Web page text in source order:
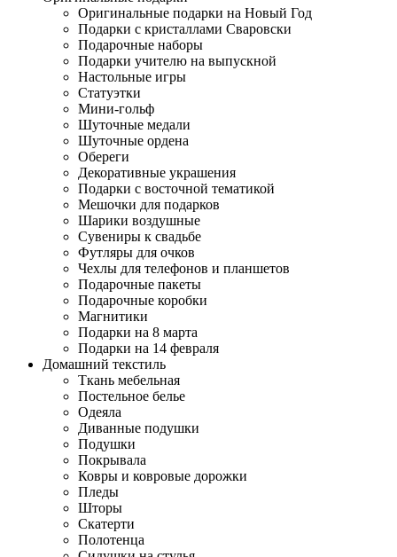
Оригинальные подарки на Новый Год
Подарки с кристаллами Сваровски
Подарочные наборы
Подарки учителю на выпускной
Настольные игры
Статуэтки
Мини-гольф
Шуточные медали
Шуточные ордена
Обереги
Декоративные украшения
Подарки с восточной тематикой
Мешочки для подарков
Шарики воздушные
Сувениры к свадьбе
Футляры для очков
Чехлы для телефонов и планшетов
Подарочные пакеты
Подарочные коробки
Магнитики
Подарки на 8 марта
Подарки на 14 февраля
Домашний текстиль
Ткань мебельная
Постельное белье
Одеяла
Диванные подушки
Подушки
Покрывала
Ковры и ковровые дорожки
Пледы
Шторы
Скатерти
Полотенца